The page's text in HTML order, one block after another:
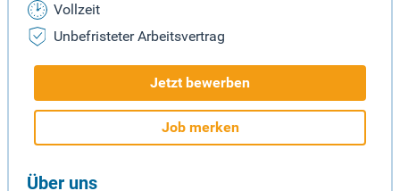
Vollzeit
Unbefristeter Arbeitsvertrag
Jetzt bewerben
Job merken
Über uns